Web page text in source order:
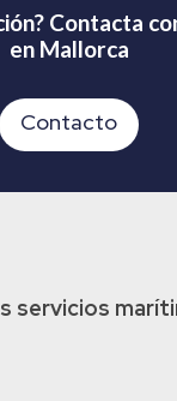
Contacta
en Mallorca
Contacto
servicios